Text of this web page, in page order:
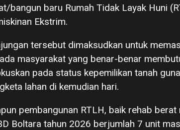
bangun baru Rumah Tidak Layak Huni
Ekstrim.
tersebut dimaksudkan untuk
masyarakat yang benar-benar
pada status kepemilikan tanah
lahan di kemudian hari.
pembangunan RTLH, baik rehab
Boltara tahun 2026 berjumlah 7 unit